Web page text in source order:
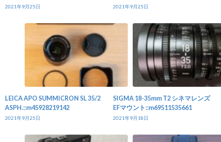
2021年9月25日 2021年9月25日
LEICA APO SUMMICRON SL 35/2
ASPH.::m45928219142
2021年9月25日
SIGMA 18-35mm T2 シネマレンズ
EFマウント::m69511535661
2021年9月18日